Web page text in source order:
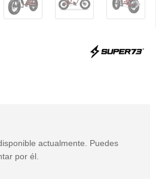
actualmente. Puedes
por él.